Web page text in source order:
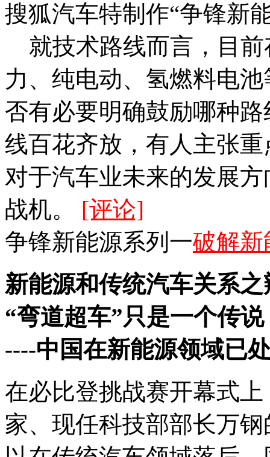
搜狐汽车特制作“争锋新
就技术路线而言，目前
力、纯电动、氢燃料电
否有必要明确鼓励哪种
线百花齐放，有人主张
对于汽车业未来的发展
战机。 [评论]
争锋新能源系列一破解新
新能源和传统汽车关系之
“弯道超车”只是一个传说
----中国在新能源领域已
在必比登挑战赛开幕式
家、现任科技部部长万